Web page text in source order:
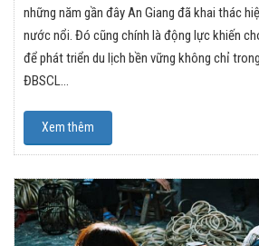
những năm gần đây An Giang đã khai thác
nước nổi. Đó cũng chính là động lực khiến
để phát triển du lịch bền vững không chỉ
ĐBSCL…
Xem thêm